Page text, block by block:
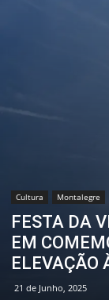
Cultura Montalegre
FESTA DA
EM
ELEVAÇÃO
21 de Junho, 2025